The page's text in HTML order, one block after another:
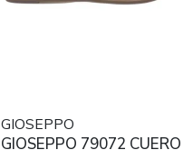
GIOSEPPO
GIOSEPPO 79072 CUERO